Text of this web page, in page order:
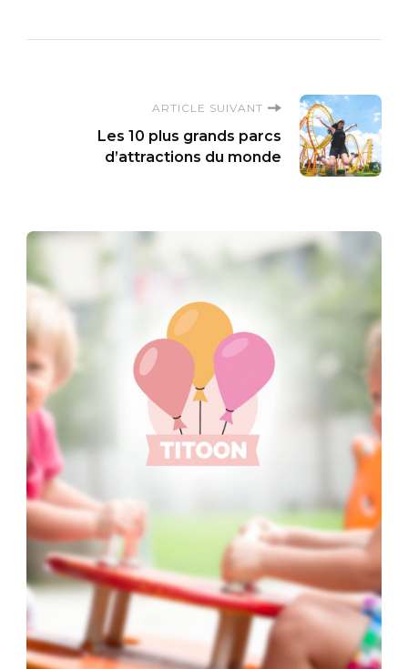
Navigation
d'article
ARTICLE SUIVANT
Les 10 plus grands parcs
d’attractions du monde